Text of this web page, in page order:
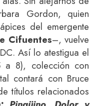
Gordon, quien
del emergente
Cifuentes–, vuelve
Así lo atestigua el
a 8), colección con
contará con Bruce
títulos relacionados